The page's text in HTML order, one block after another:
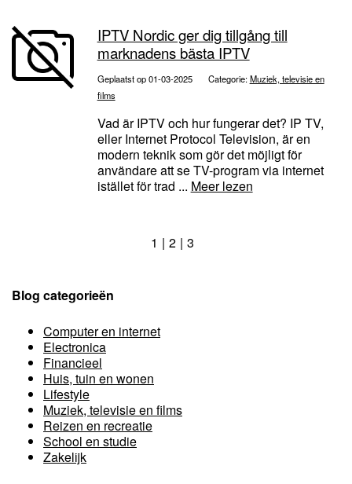
IPTV Nordic ger dig tillgång till
marknadens bästa IPTV
Geplaatst op 01-03-2025 Categorie:Muziek, televisie en
films
Vad är IPTV och hur fungerar det? IP TV,
eller Internet Protocol Television, är en
modern teknik som gör det möjligt för
användare att se TV-program via internet
istället för trad ... Meer lezen
1 2 3
Blog categorieën
Computer en internet
Electronica
Financieel
Huis, tuin en wonen
Lifestyle
Muziek, televisie en films
Reizen en recreatie
School en studie
Zakelijk